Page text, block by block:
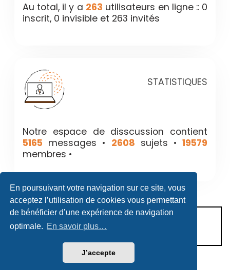
En poursuivant votre navigation sur ce site, vous
acceptez l’utilisation de cookies vous permettant
de bénéficier d’une expérience de navigation
optimale. En savoir plus…
J’accepte
Au total, il y a 263 utilisateurs en ligne :: 0
inscrit, 0 invisible et 263 invités
STATISTIQUES
Notre espace de disscussion contient
5165 messages • 2608 sujets •19579
membres •
CONDITIONS D’UTILISATION
POLITIQUE DE VIE PRIVÉE
Héritage & Succession